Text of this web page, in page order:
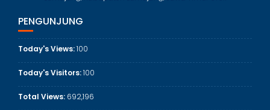
PENGUNJUNG
Today's Views:100
Today's Visitors:100
Total Views: 692,196